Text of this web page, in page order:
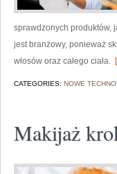
sprawdzonych produktów,
jest branżowy, ponieważ
włosów oraz całego ciała.
CATEGORIES: NOWE
Makijaż